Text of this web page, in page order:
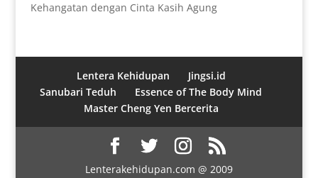
Kehangatan dengan Cinta Kasih Agung
Lentera Kehidupan
Jingsi.id
Sanubari Teduh
Essence of The Body Mind
Master Cheng Yen Bercerita
Lenterakehidupan.com @ 2009